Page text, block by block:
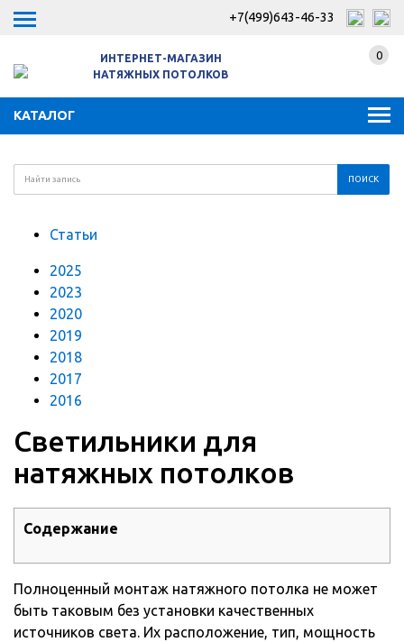
+7(499)643-46-33
ИНТЕРНЕТ-МАГАЗИН
НАТЯЖНЫХ ПОТОЛКОВ
КАТАЛОГ
0
Статьи
2025
2023
2020
2019
2018
2017
2016
Светильники для
натяжных потолков
Содержание
Полноценный монтаж натяжного потолка не может
быть таковым без установки качественных
источников света. Их расположение, тип, мощность